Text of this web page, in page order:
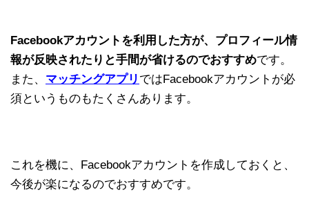
Facebookアカウントを利用した方が、プロフィール情
報が反映されたりと手間が省けるのでおすすめです。
また、 マッチングアプリ ではFacebookアカウントが必
須というものもたくさんあります。
これを機に、Facebookアカウントを作成しておくと、
今後が楽になるのでおすすめです。